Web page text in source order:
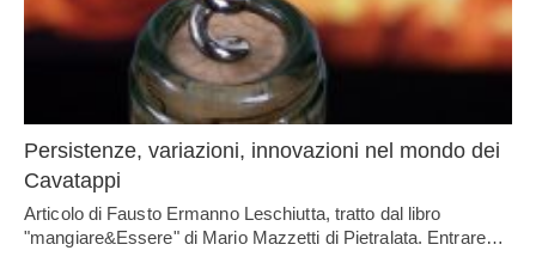
Persistenze, variazioni, innovazioni nel mondo dei
Cavatappi
Articolo di Fausto Ermanno Leschiutta, tratto dal libro
"mangiare&Essere" di Mario Mazzetti di Pietralata. Entrare…